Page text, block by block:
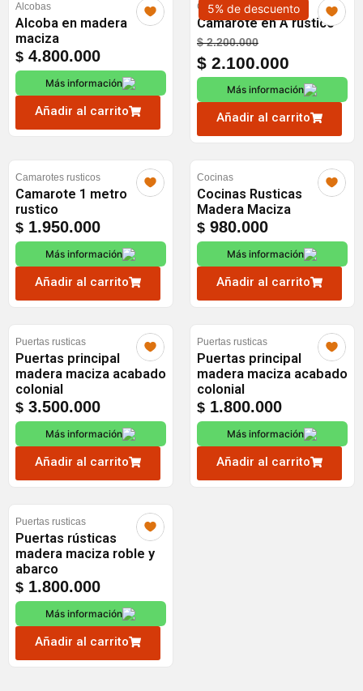
Alcobas
Alcoba en madera
maciza
$ 4.800.000
Más información
Añadir al carrito
5% de descuento
Camarotes rusticos
Camarote en A rústico
$2.200.000Original
price
was:
$ 2.200.000.
$ 2.100.000
is:
$
Más información
Añadir al carrito
Camarotes rusticos
Camarote 1 metro
rustico
$ 1.950.000
Más información
Añadir al carrito
Cocinas
Cocinas Rusticas
Madera Maciza
$ 980.000
Más información
Añadir al carrito
Puertas rusticas
Puertas principal
madera maciza acabado
colonial
$ 3.500.000
Más información
Añadir al carrito
Puertas rusticas
Puertas principal
madera maciza acabado
colonial
$ 1.800.000
Más información
Añadir al carrito
Puertas rusticas
Puertas rústicas
madera maciza roble y
abarco
$ 1.800.000
Más información
Añadir al carrito